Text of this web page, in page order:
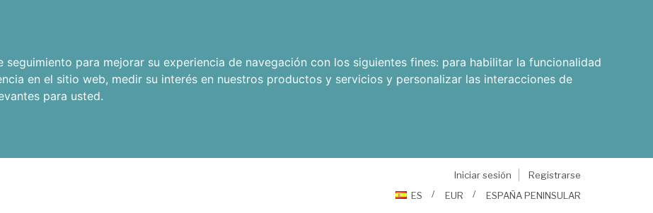
para mejorar su experiencia de navegación con los siguientes fines: para habilitar la funcionalidad
en el sitio web, medir su interés en nuestros productos y servicios y personalizar las interacciones de
para usted.
Iniciar sesión
Registrarse
ES
EUR ESPAÑA PENINSULAR